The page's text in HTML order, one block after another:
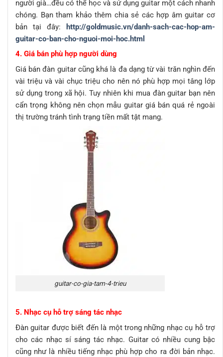
người già…đều có thể học và sử dụng guitar một cách nhanh
chóng. Bạn tham khảo thêm chia sẻ các hợp âm guitar cơ
bản tại đây:
http://goldmusic.vn/danh-sach-cac-hop-am-
guitar-co-ban-cho-nguoi-moi-hoc.html
4. Giá bán phù hợp người dùng
Giá bán đàn guitar cũng khá là đa dạng từ vài trăn nghìn đến
vài triệu và vài chục triệu cho nên nó phù hợp mọi tâng lớp
sử dụng trong xã hội. Tuy nhiên khi mua đàn guitar bạn nên
cẩn trọng không nên chọn mẫu guitar giá bán quá rẻ ngoài
thị trường tránh tình trạng tiền mất tật mang.
guitar-co-gia-tam-4-trieu
5. Nhạc cụ hỗ trợ sáng tác nhạc
Đàn guitar được biết đến là một trong những nhạc cụ hỗ trợ
cho các nhạc sí sáng tác nhạc. Guitar có nhiều cung bậc
cũng như là nhiều tiếng nhạc phù hợp cho ra đời bản nhạc.